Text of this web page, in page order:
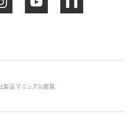
製品マニュアル閲覧